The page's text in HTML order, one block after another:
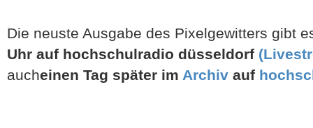
Die neuste Ausgabe des Pixelgewitters gibt
Uhr auf hochschulradio düsseldorf
aucheinen Tag später im Archiv auf